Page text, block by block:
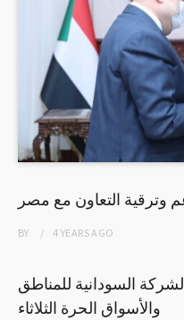
وترقية التعاون مع مصر
BY 4 YEARSAGO
السودانية للمناطق
والأسواق الحرة الثلاثاء